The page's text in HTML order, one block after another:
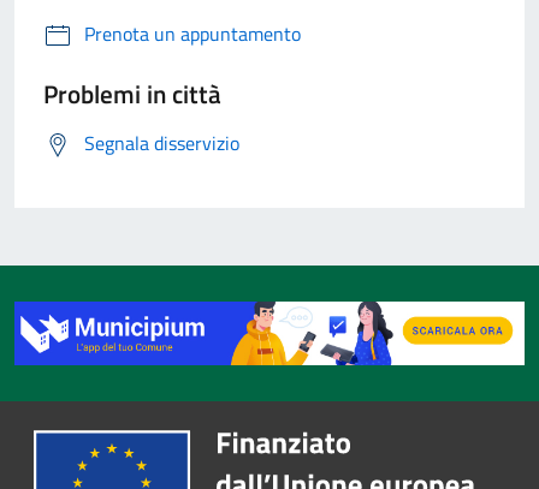
Prenota un appuntamento
Problemi in città
Segnala disservizio